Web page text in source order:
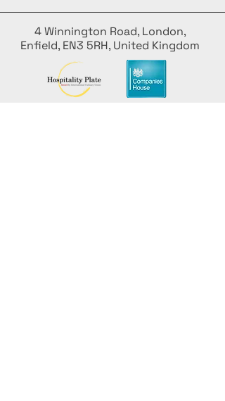
4 Winnington Road, London,
Enfield, EN3 5RH, United Kingdom